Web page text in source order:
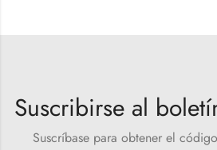
Suscribirse al
Suscríbase para obtener el